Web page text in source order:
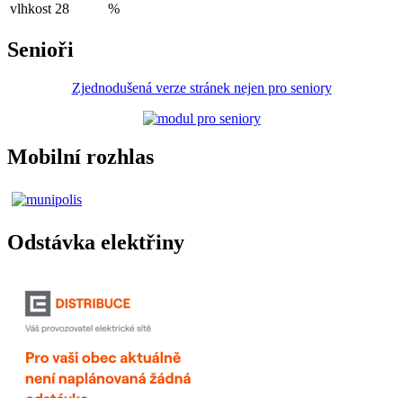
vlhkost 28 %
Senioři
Zjednodušená verze stránek nejen pro seniory
Mobilní rozhlas
Odstávka elektřiny